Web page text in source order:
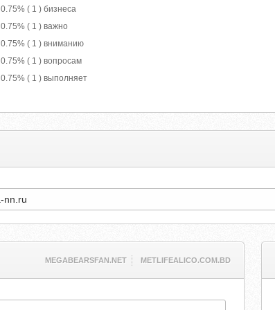
0.75% ( 1 ) бизнеса
0.75% ( 1 ) важно
0.75% ( 1 ) вниманию
0.75% ( 1 ) вопросам
0.75% ( 1 ) выполняет
MEGABEARSFAN.NET METLIFEALICO.COM.BD